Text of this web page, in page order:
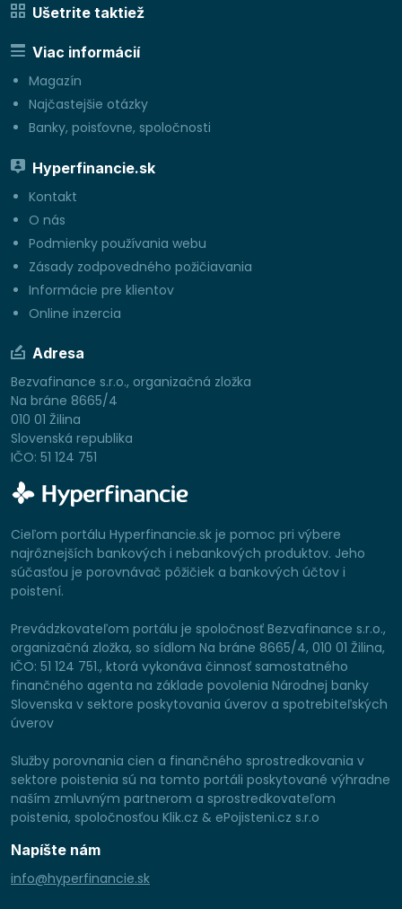
Ušetrite taktiež
Viac informácií
Magazín
Najčastejšie otázky
Banky, poisťovne, spoločnosti
Hyperfinancie.sk
Kontakt
O nás
Podmienky používania webu
Zásady zodpovedného požičiavania
Informácie pre klientov
Online inzercia
Adresa
Bezvafinance s.r.o., organizačná zložka
Na bráne 8665/4
010 01 Žilina
Slovenská republika
IČO: 51 124 751
Cieľom portálu Hyperfinancie.sk je pomoc pri výbere
najrôznejších bankových i nebankových produktov. Jeho
súčasťou je porovnávač pôžičiek a bankových účtov i
poistení.
Prevádzkovateľom portálu je spoločnosť Bezvafinance s.r.o.,
organizačná zložka, so sídlom Na bráne 8665/4, 010 01 Žilina,
IČO: 51 124 751., ktorá vykonáva činnosť samostatného
finančného agenta na základe povolenia Národnej banky
Slovenska v sektore poskytovania úverov a spotrebiteľských
úverov
Služby porovnania cien a finančného sprostredkovania v
sektore poistenia sú na tomto portáli poskytované výhradne
naším zmluvným partnerom a sprostredkovateľom
poistenia, spoločnosťou Klik.cz & ePojisteni.cz s.r.o
Napíšte nám
info@hyperfinancie.sk